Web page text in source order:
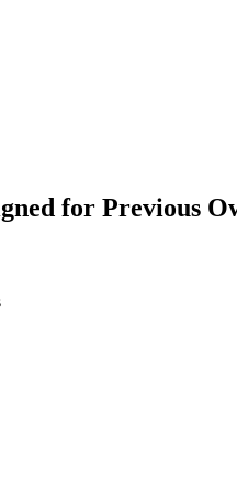
for Previous